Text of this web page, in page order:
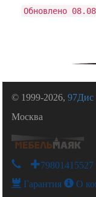
Обновлено
© 1999-2026,97Дис
Москва
+79801415527
Гарантия О